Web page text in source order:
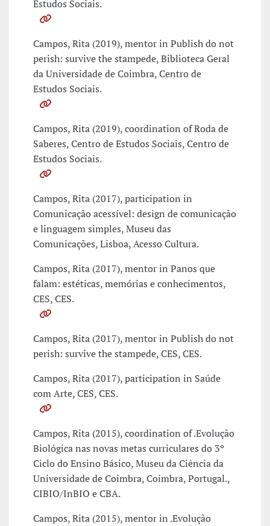
Estudos Sociais.
Campos, Rita (2019), mentor in Publish do not
perish: survive the stampede, Biblioteca Geral
da Universidade de Coimbra, Centro de
Estudos Sociais.
Campos, Rita (2019), coordination of Roda de
Saberes, Centro de Estudos Sociais, Centro de
Estudos Sociais.
Campos, Rita (2017), participation in
Comunicação acessível: design de comunicação
e linguagem simples, Museu das
Comunicações, Lisboa, Acesso Cultura.
Campos, Rita (2017), mentor in Panos que
falam: estéticas, memórias e conhecimentos,
CES, CES.
Campos, Rita (2017), mentor in Publish do not
perish: survive the stampede, CES, CES.
Campos, Rita (2017), participation in Saúde
com Arte, CES, CES.
Campos, Rita (2015), coordination of .Evolução
Biológica nas novas metas curriculares do 3º
Ciclo do Ensino Básico, Museu da Ciência da
Universidade de Coimbra, Coimbra, Portugal.,
CIBIO/InBIO e CBA.
Campos, Rita (2015), mentor in .Evolução